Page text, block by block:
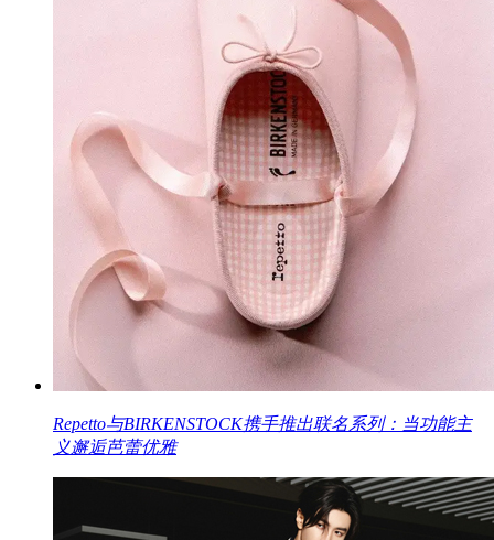
Repetto与BIRKENSTOCK携手推出联名系列：当功能主
义邂逅芭蕾优雅